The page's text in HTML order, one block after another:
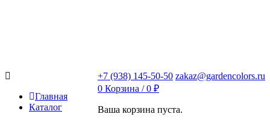
+7 (938) 145-50-50 zakaz@gardencolors.ru
0 Корзина /0 ₽
Ваша корзина пуста.
Главная
Каталог